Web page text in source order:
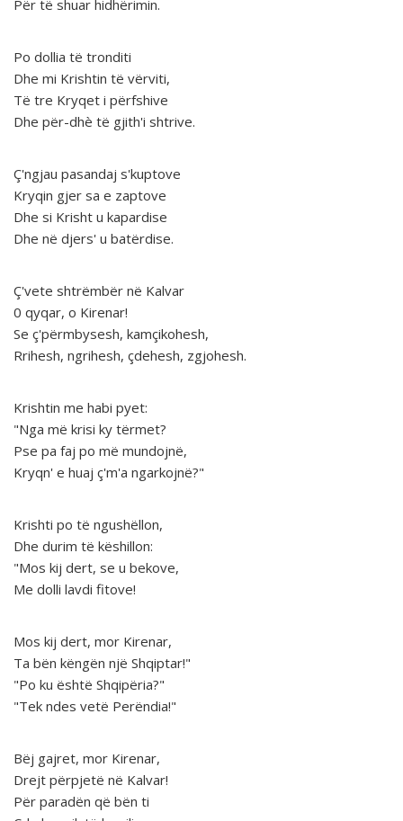
Për të shuar hidhërimin.
Po dollia të tronditi
Dhe mi Krishtin të vërviti,
Të tre Kryqet i përfshive
Dhe për-dhè të gjith'i shtrive.
Ç'ngjau pasandaj s'kuptove
Kryqin gjer sa e zaptove
Dhe si Krisht u kapardise
Dhe në djers' u batërdise.
Ç'vete shtrëmbër në Kalvar
0 qyqar, o Kirenar!
Se ç'përmbysesh, kamçikohesh,
Rrihesh, ngrihesh, çdehesh, zgjohesh.
Krishtin me habi pyet:
"Nga më krisi ky tërmet?
Pse pa faj po më mundojnë,
Kryqn' e huaj ç'm'a ngarkojnë?"
Krishti po të ngushëllon,
Dhe durim të këshillon:
"Mos kij dert, se u bekove,
Me dolli lavdi fitove!
Mos kij dert, mor Kirenar,
Ta bën këngën një Shqiptar!"
"Po ku është Shqipëria?"
"Tek ndes vetë Perëndia!"
Bëj gajret, mor Kirenar,
Drejt përpjetë në Kalvar!
Për paradën që bën ti